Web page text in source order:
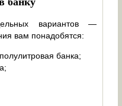
вариантов —
вам понадобятся:
банка;